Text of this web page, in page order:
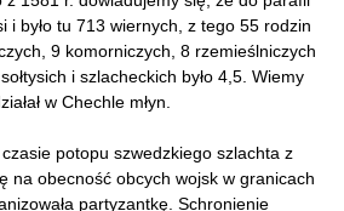
i było tu 713 wiernych, z tego 55 rodzin
9 komorniczych, 8 rzemieślniczych
i szlacheckich było 4,5. Wiemy
w Chechle młyn.
potopu szwedzkiego szlachta z
na obecność obcych wojsk w granicach
partyzantkę. Schronienie